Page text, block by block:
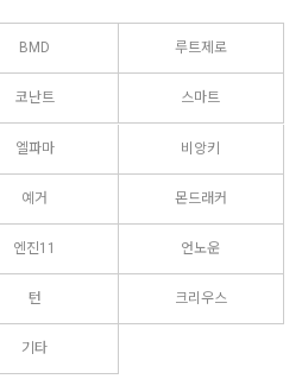
BMD 루트제로
코난트 스마트
엘파마 비앙키
예거 몬드래커
엔진11 언노운
턴 크리우스
기타